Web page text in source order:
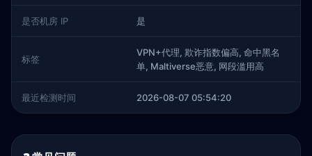
是否机房 IP 是
标签
VPN+代理, 欺诈指数偏高, 命中黑名
单, Maltiverse恶意, 网段滥用高
最近检测时间 2026-08-07 05:54:20